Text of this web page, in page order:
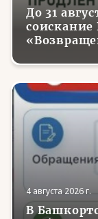
До 31
4 августа 2026 г.
В